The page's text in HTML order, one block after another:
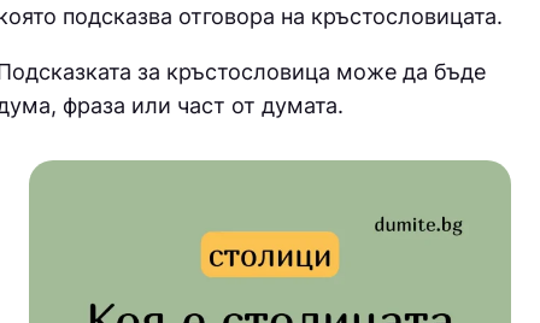
подсказва отговора на кръстословицата.
за кръстословица може да бъде
фраза или част от думата.